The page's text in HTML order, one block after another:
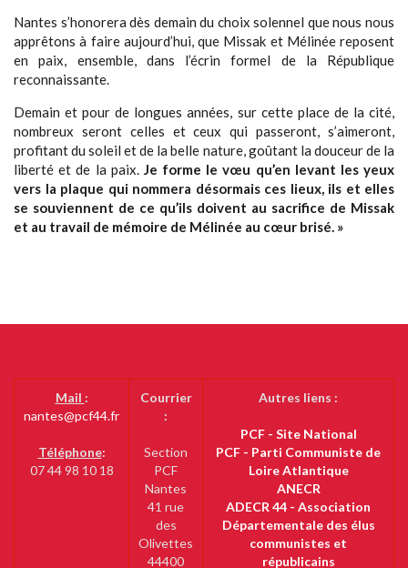
Nantes s’honorera dès demain du choix solennel que nous nous
apprêtons à faire aujourd’hui, que Missak et Mélinée reposent
en paix, ensemble, dans l’écrin formel de la République
reconnaissante.
Demain et pour de longues années, sur cette place de la cité,
nombreux seront celles et ceux qui passeront, s’aimeront,
profitant du soleil et de la belle nature, goûtant la douceur de la
liberté et de la paix. Je forme le vœu qu’en levant les yeux
vers la plaque qui nommera désormais ces lieux, ils et elles
se souviennent de ce qu’ils doivent au sacrifice de Missak
et au travail de mémoire de Mélinée au cœur brisé. »
Mail :
nantes@pcf44.fr
Téléphone:
07 44 98 10 18
Courrier
:
Section
PCF
Nantes
41 rue
des
Olivettes
44400
Autres liens :
PCF - Site National
PCF - Parti Communiste de
Loire Atlantique
ANECR
ADECR 44 - Association
Départementale des élus
communistes et
républicains